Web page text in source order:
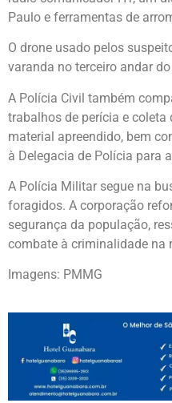
Paulo e ferramentas de
O drone usado pelos
varanda no terceiro andar
A Polícia Civil também
trabalhos de perícia e
material apreendido, bem
à Delegacia de Polícia para
A Polícia Militar segue na
foragidos. A corporação
segurança da população,
combate à criminalidade na
Imagens: PMMG